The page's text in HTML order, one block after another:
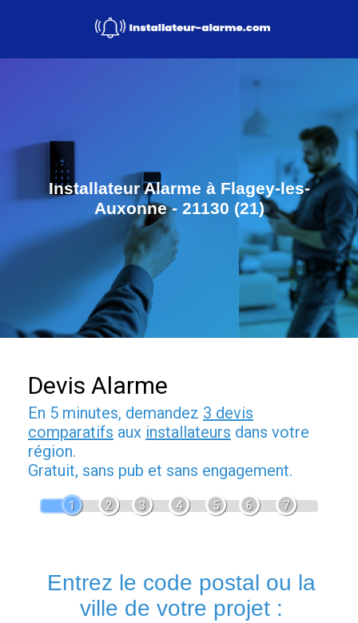
Installateur Alarme à Flagey-les-
Auxonne - 21130 (21)
Devis Alarme
En 5 minutes, demandez 3 devis
comparatifs aux installateurs dans votre
région.
Gratuit, sans pub et sans engagement.
1 2 3 4 5 6 7
Entrez le code postal ou la
ville de votre projet :